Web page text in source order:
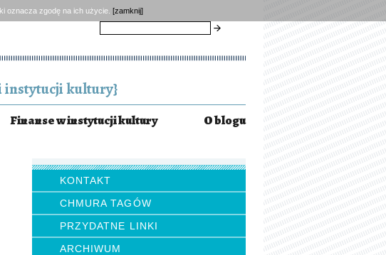
oznacza zgodę na ich użycie. [zamknij]
instytucji kultury}
Finanse w instytucji kultury O blogu
KONTAKT
CHMURA TAGÓW
PRZYDATNE LINKI
ARCHIWUM